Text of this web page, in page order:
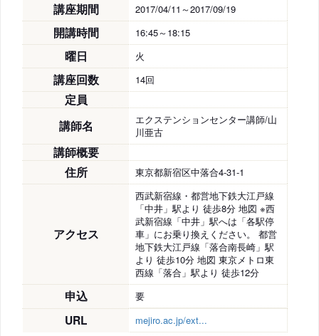
講座期間 2017/04/11～2017/09/19
開講時間 16:45～18:15
曜日 火
講座回数 14回
定員
講師名
エクステンションセンター講師/山
川亜古
講師概要
住所
東京都新宿区中落合4-31-1
アクセス
西武新宿線・都営地下鉄大江戸線
「中井」駅より 徒歩8分 地図 ※西
武新宿線「中井」駅へは「各駅停
車」にお乗り換えください。 都営
地下鉄大江戸線「落合南長崎」駅
より 徒歩10分 地図 東京メトロ東
西線「落合」駅より 徒歩12分
申込 要
URL mejiro.ac.jp/ext...